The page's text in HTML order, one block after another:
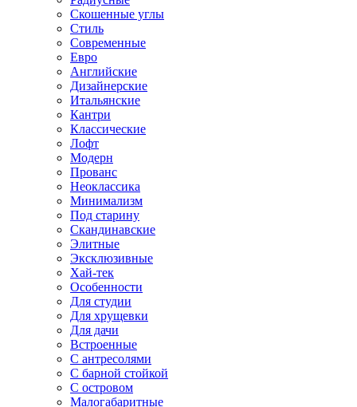
Скошенные углы
Стиль
Современные
Евро
Английские
Дизайнерские
Итальянские
Кантри
Классические
Лофт
Модерн
Прованс
Неоклассика
Минимализм
Под старину
Скандинавские
Элитные
Эксклюзивные
Хай-тек
Особенности
Для студии
Для хрущевки
Для дачи
Встроенные
С антресолями
С барной стойкой
С островом
Малогабаритные